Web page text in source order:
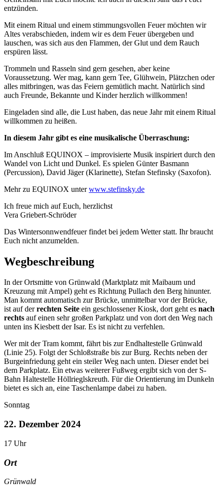
entzünden.
Mit einem Ritual und einem stimmungsvollen Feuer möchten wir
Altes verabschieden, indem wir es dem Feuer übergeben und
lauschen, was sich aus den Flammen, der Glut und dem Rauch
erspüren lässt.
Trommeln und Rasseln sind gern gesehen, aber keine
Voraussetzung. Wer mag, kann gern Tee, Glühwein, Plätzchen oder
alles mitbringen, was das Feiern gemütlich macht. Natürlich sind
auch Freunde, Bekannte und Kinder herzlich willkommen!
Eingeladen sind alle, die Lust haben, das neue Jahr mit einem Ritual
willkommen zu heißen.
In diesem Jahr gibt es eine musikalische Überraschung:
Im Anschluß EQUINOX – improvisierte Musik inspiriert durch den
Wandel von Licht und Dunkel. Es spielen Günter Basmann
(Percussion), David Jäger (Klarinette), Stefan Stefinsky (Saxofon).
Mehr zu EQUINOX unterwww.stefinsky.de
Ich freue mich auf Euch, herzlichst
Vera Griebert-Schröder
Das Wintersonnwendfeuer findet bei jedem Wetter statt. Ihr braucht
Euch nicht anzumelden.
Wegbeschreibung
In der Ortsmitte von Grünwald (Marktplatz mit Maibaum und
Kreuzung mit Ampel) geht es Richtung Pullach den Berg hinunter.
Man kommt automatisch zur Brücke, unmittelbar vor der Brücke,
ist auf derrechten Seite ein geschlossener Kiosk, dort geht es nach
rechts auf einen sehr großen Parkplatz und von dort den Weg nach
unten ins Kiesbett der Isar. Es ist nicht zu verfehlen.
Wer mit der Tram kommt, fährt bis zur Endhaltestelle Grünwald
(Linie 25). Folgt der Schloßstraße bis zur Burg. Rechts neben der
Burgeinfriedung geht ein steiler Weg nach unten. Dieser endet bei
dem Parkplatz. Ein etwas weiterer Fußweg ergibt sich von der S-
Bahn Haltestelle Höllrieglskreuth. Für die Orientierung im Dunkeln
bietet es sich an, eine Taschenlampe dabei zu haben.
Sonntag
22. Dezember 2024
17 Uhr
Ort
Grünwald